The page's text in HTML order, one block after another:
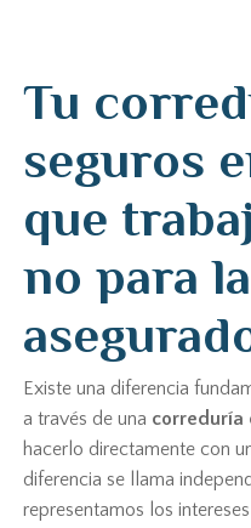
Tu
seguros
que
no para
Existe una diferencia
a través de una correduría
hacerlo directamente con
diferencia se llama
representamos los